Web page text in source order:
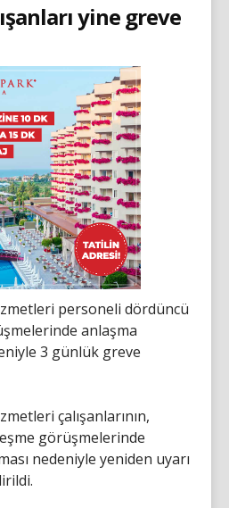
yine greve
personeli dördüncü
anlaşma
3 günlük greve
çalışanlarının,
görüşmelerinde
nedeniyle yeniden uyarı